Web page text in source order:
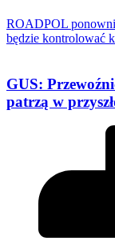
ROADPOL
będzie kontrolować
GUS:
patrzą w